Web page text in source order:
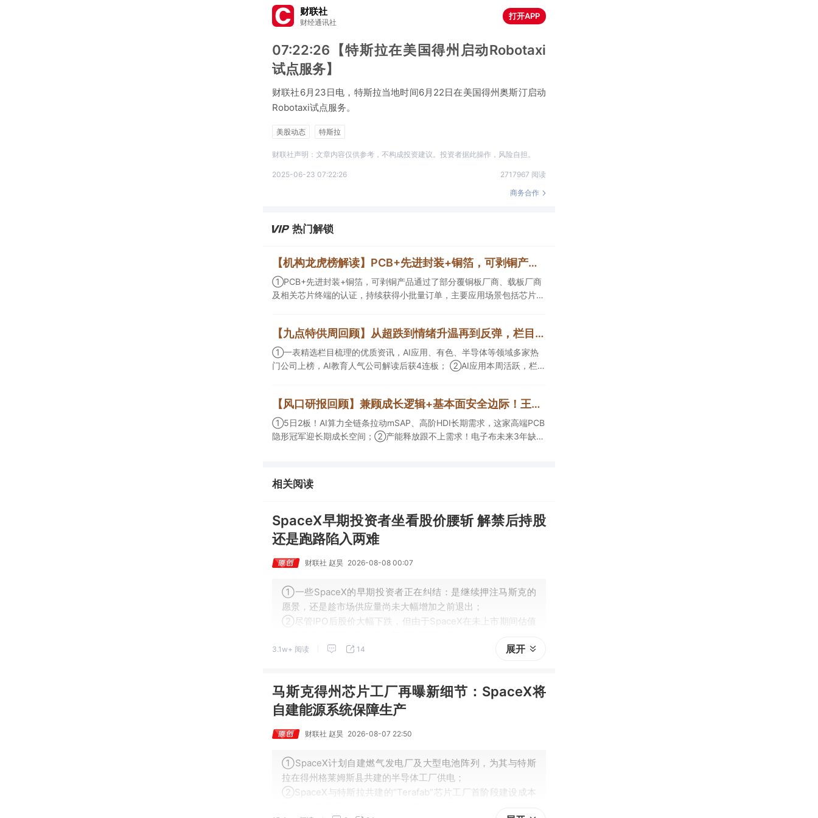
财联社
财经通讯社
打开APP
07:22:26【特斯拉在美国得州启动Robotaxi
试点服务】
财联社6月23日电，特斯拉当地时间6月22日在美国得州奥斯汀启动
Robotaxi试点服务。
美股动态 特斯拉
财联社声明：文章内容仅供参考，不构成投资建议。投资者据此操作，风险自担。
2025-06-23 07:22:26
2717967 阅读
商务合作
热门解锁
【机构龙虎榜解读】PCB+先进封装+铜箔，可剥铜产品通过了部分覆铜板厂商、载板厂商及相关芯片终端的认证，持续获得小批量订单，主要应用场景包括芯片封装光模块用PCB，机构大额净买入这家公司
①PCB+先进封装+铜箔，可剥铜产品通过了部分覆铜板厂商、载板厂商
及相关芯片终端的认证，持续获得小批量订单，主要应用场景包括芯片封
具备承接细胞与基因治疗产品商业化受托生产的合规资质，这家公司获净
买入。
【九点特供周回顾】从超跌到情绪升温再到反弹，栏目梳理AI应用题材逻辑，AI教育人气公司解读后获4连板
①一表精选栏目梳理的优质资讯，AI应用、有色、半导体等领域多家热
门公司上榜，AI教育人气公司解读后获4连板； ②AI应用本周活跃，栏目
提及2家核心公司双双涨停。
【风口研报回顾】兼顾成长逻辑+基本面安全边际！王牌自营前瞻覆盖“pcb+MLCC+电子布”，梳理AI产业链优质标的“深坑起跳”
①5日2板！AI算力全链条拉动mSAP、高阶HDI长期需求，这家高端PCB
隐形冠军迎长期成长空间；②产能释放跟不上需求！电子布未来3年缺口
王牌自营前瞻捕捉“预期差”，3日大涨26%。
相关阅读
SpaceX早期投资者坐看股价腰斩 解禁后持股
还是跑路陷入两难
财联社 赵昊 2026-08-08 00:07
①一些SpaceX的早期投资者正在纠结：是继续押注马斯克的
愿景，还是趁市场供应量尚未大幅增加之前退出；
②尽管IPO后股价大幅下跌，但由于SpaceX在未上市期间估值
3.1w+ 阅读 14 展开
马斯克得州芯片工厂再曝新细节：SpaceX将
自建能源系统保障生产
财联社 赵昊 2026-08-07 22:50
①SpaceX计划自建燃气发电厂及大型电池阵列，为其与特斯
拉在得州格莱姆斯县共建的半导体工厂供电；
②SpaceX与特斯拉共建的“Terafab”芯片工厂首阶段建设成本